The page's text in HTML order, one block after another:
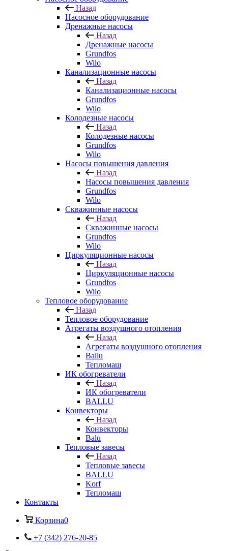
Назад
Насосное оборудование
Дренажные насосы
Назад
Дренажные насосы
Grundfos
Wilo
Канализационные насосы
Назад
Канализационные насосы
Grundfos
Wilo
Колодезные насосы
Назад
Колодезные насосы
Grundfos
Wilo
Насосы повышения давления
Назад
Насосы повышения давления
Grundfos
Wilo
Скважинные насосы
Назад
Скважинные насосы
Grundfos
Wilo
Циркуляционные насосы
Назад
Циркуляционные насосы
Grundfos
Wilo
Тепловое оборудование
Назад
Тепловое оборудование
Агрегаты воздушного отопления
Назад
Агрегаты воздушного отопления
Ballu
Тепломаш
ИК обогреватели
Назад
ИК обогреватели
BALLU
Конвекторы
Назад
Конвекторы
Balu
Тепловые завесы
Назад
Тепловые завесы
BALLU
Korf
Тепломаш
Контакты
Корзина0
+7 (342) 276-20-85